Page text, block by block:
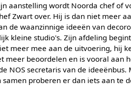
aanstelling wordt Noorda chef of
Zwart over. Hij is dan niet meer
de waanzinnige ideeën van
kleine studio's. Zijn afdeling
meer mee aan de uitvoering, hij
meer beoordelen en is vooral aan
NOS secretaris van de
samen proberen er dan iets aan te